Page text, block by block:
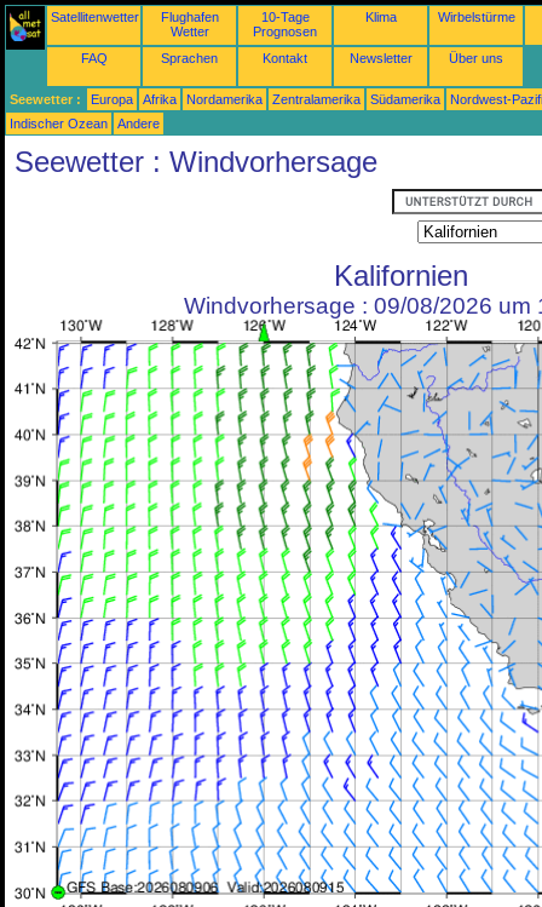
Satellitenwetter
Flughafen
Wetter
10-Tage
Prognosen
Klima Wirbelstürme
FAQ Sprachen Kontakt Newsletter Über uns
Seewetter : Europa Afrika Nordamerika Zentralamerika Südamerika
Nordwest-
Indischer Ozean
Andere
Seewetter : Windvorhersage
Kalifornien
Windvorhersage : 09/08/2026 um